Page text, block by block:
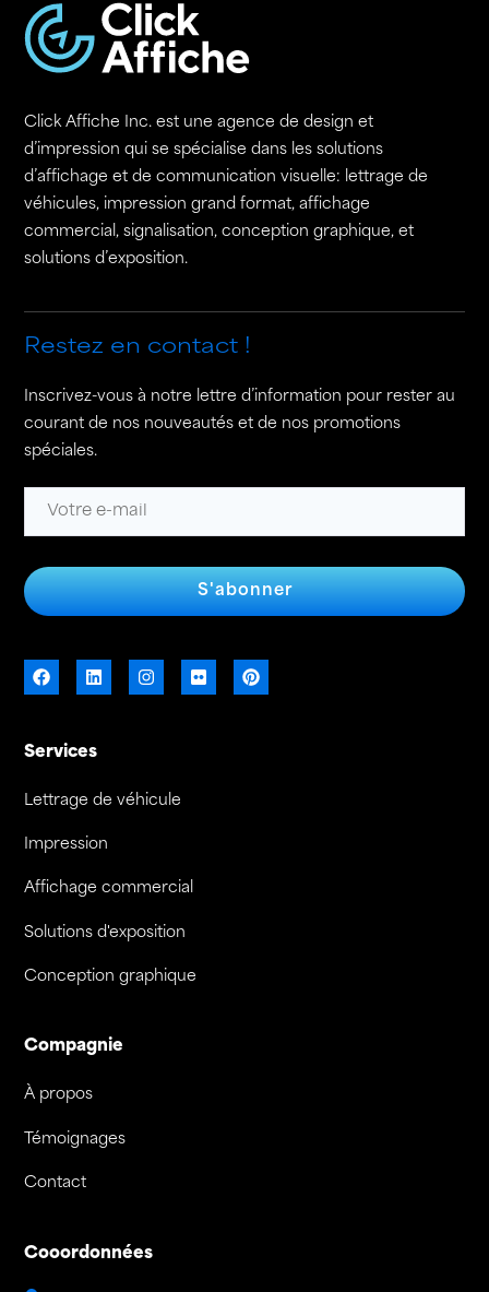
Click Affiche Inc. est une agence de design et
d’impression qui se spécialise dans les solutions
d’affichage et de communication visuelle: lettrage de
véhicules, impression grand format, affichage
commercial, signalisation, conception graphique, et
solutions d’exposition.
Restez en contact !
Inscrivez-vous à notre lettre d’information pour rester au
courant de nos nouveautés et de nos promotions
spéciales.
S'abonner
Services
Lettrage de véhicule
Impression
Affichage commercial
Solutions d'exposition
Conception graphique
Compagnie
À propos
Témoignages
Contact
Cooordonnées